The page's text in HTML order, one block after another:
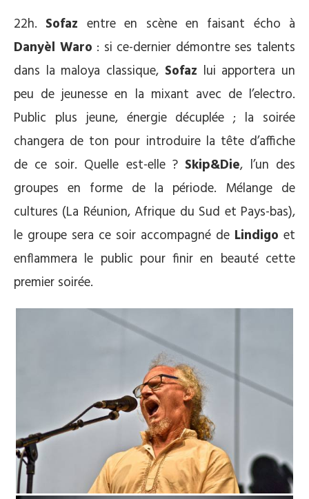
22h. Sofaz entre en scène en faisant écho à
Danyèl Waro : si ce-dernier démontre ses talents
dans la maloya classique, Sofaz lui apportera un
peu de jeunesse en la mixant avec de l’electro.
Public plus jeune, énergie décuplée ; la soirée
changera de ton pour introduire la tête d’affiche
de ce soir. Quelle est-elle ?Skip&Die, l’un des
groupes en forme de la période. Mélange de
cultures (La Réunion, Afrique du Sud et Pays-bas),
le groupe sera ce soir accompagné de Lindigo et
enflammera le public pour finir en beauté cette
premier soirée.